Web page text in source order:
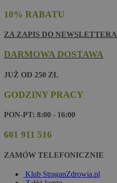
10% RABATU
ZA ZAPIS DO NEWSLETTERA
DARMOWA DOSTAWA
JUŻ OD 250 ZŁ
GODZINY PRACY
PON-PT: 8:00 - 16:00
601 911 516
ZAMÓW TELEFONICZNIE
Klub StraganZdrowia.pl